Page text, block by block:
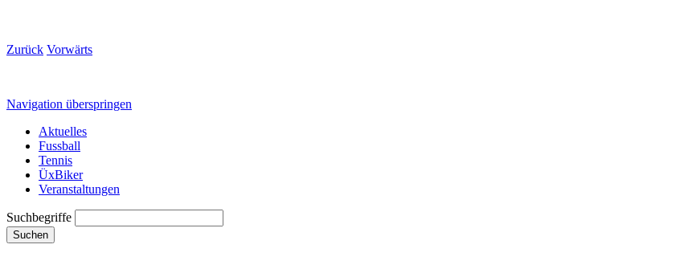
Zurück Vorwärts
Navigation überspringen
Aktuelles
Fussball
Tennis
ÜxBiker
Veranstaltungen
Suchbegriffe
Suchen